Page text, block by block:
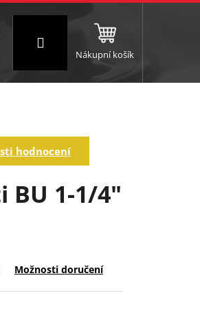
Brusné a leštící válce
Přihlášení
Nákupní košík
hodnocení
1-1/4"
Možnosti doručení